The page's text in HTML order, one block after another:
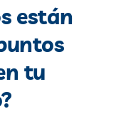
están
tu